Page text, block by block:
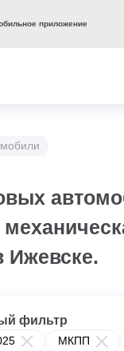
Ижевске.
МКПП
фильтр
приложение